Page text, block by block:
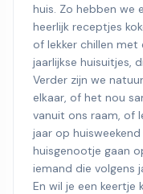
huis. Zo hebben we
heerlijk receptjes
of lekker chillen met
jaarlijkse huisuitjes,
Verder zijn we
elkaar, of het nou
vanuit ons raam, of
jaar op
huisgenootje gaan
iemand die volgens
En wil je een keertje